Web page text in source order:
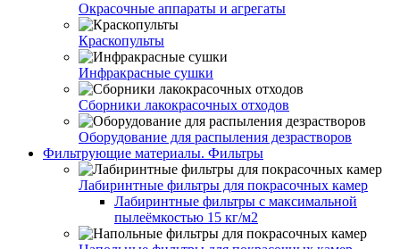
Окрасочные аппараты и агрегаты
Краскопульты
Инфракрасные сушки
Сборники лакокрасочных отходов
Оборудование для распыления дезрастворов
Фильтрующие материалы. Фильтры
Лабиринтные фильтры для покрасочных камер
Лабиринтные фильтры с максимальной
пылеёмкостью 15 кг/м2